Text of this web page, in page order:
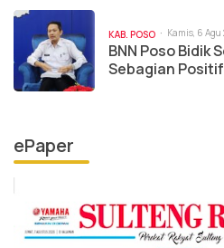
KAB. POSO Kamis, 6 Agu
BNN Poso Bidik
Sebagian
ePaper